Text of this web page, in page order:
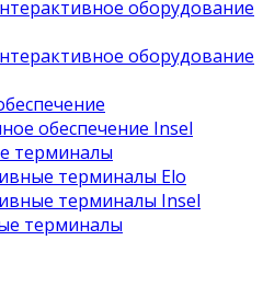
оборудование
оборудование
обеспечение Insel
терминалы
терминалы Elo
терминалы Insel
терминалы